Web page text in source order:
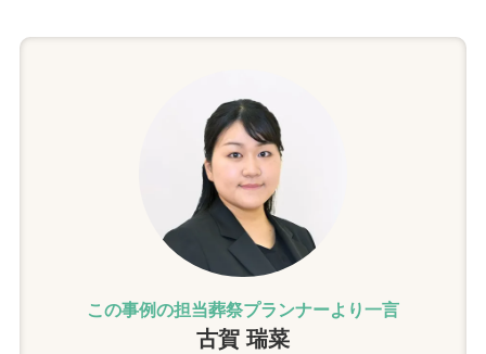
この事例の担当葬祭プランナーより一言
古賀 瑞菜